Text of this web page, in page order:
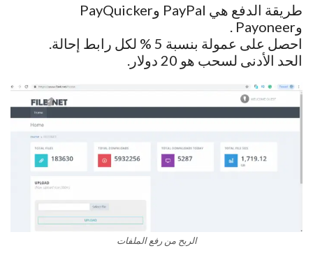
طريقة الدفع هي PayPal وPayQuicker
وPayoneer .
احصل على عمولة بنسبة 5 % لكل رابط إحالة.
الحد الأدنى لسحب هو 20 دولار.
الربح من رفع الملفات